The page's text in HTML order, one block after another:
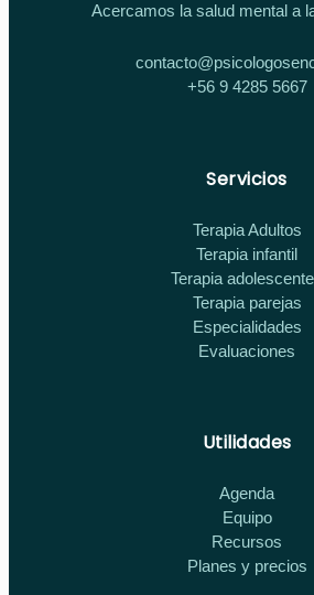
Acercamos la salud mental a
+56 9 4285 5667
Servicios
Terapia Adultos
Terapia infantil
Terapia
Terapia parejas
Especialidades
Evaluaciones
Utilidades
Agenda
Equipo
Recursos
Planes y precios